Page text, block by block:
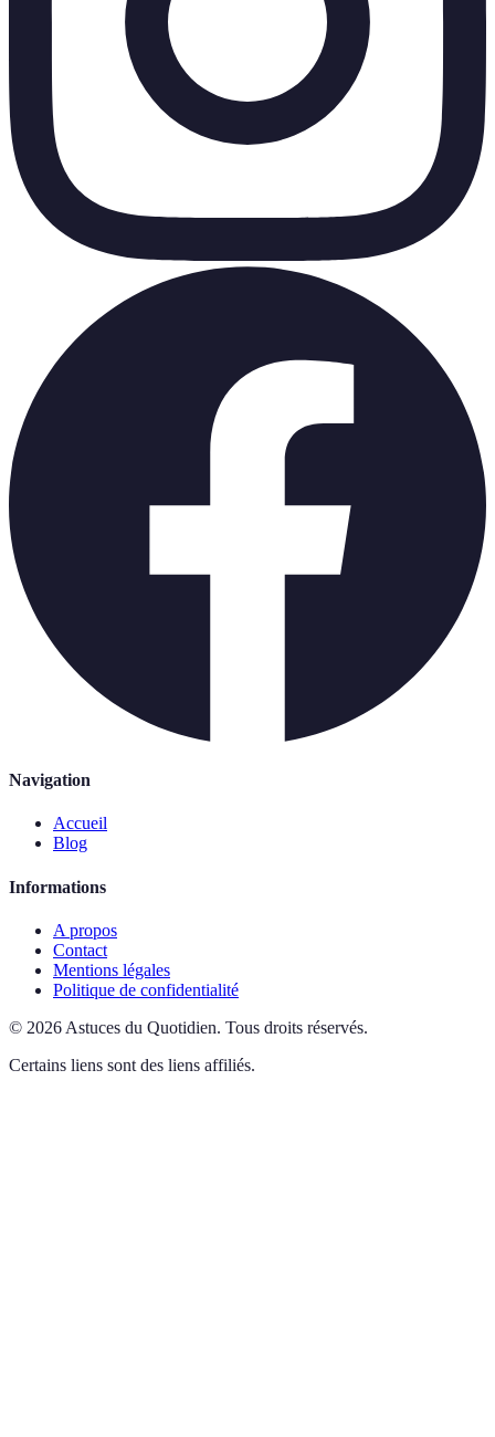
Navigation
Accueil
Blog
Informations
A propos
Contact
Mentions légales
Politique de confidentialité
© 2026 Astuces du Quotidien. Tous droits réservés.
Certains liens sont des liens affiliés.